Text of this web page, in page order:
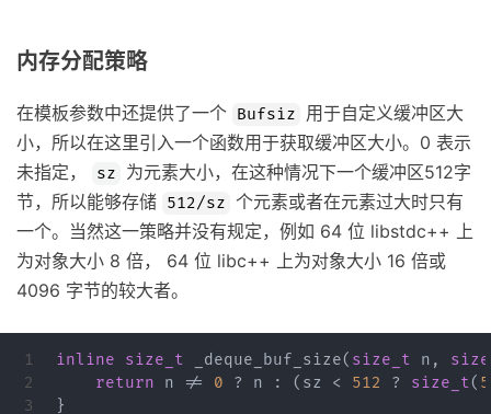
内存分配策略
在模板参数中还提供了一个 Bufsiz
用于自定义缓冲区大
小，所以在这里引入一个函数用于获取缓冲区大小。0 表示
未指定，
sz
为元素大小，在这种情况下一个缓冲区512字
节，所以能够存储 512/sz 个元素或者在元素过大时只有
一个。当然这一策略并没有规定，例如 64 位 libstdc++ 上
为对象大小 8 倍， 64 位 libc++ 上为对象大小 16 倍或
4096 字节的较大者。
1
2
inline size_t _deque_buf_size( size_t n ,
return
n != 0 ? n : ( sz < 512 ? size_t(
}